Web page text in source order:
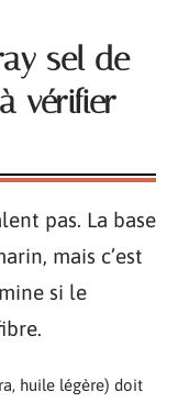
sel de
vérifier
pas. La base
mais c’est
si le
huile légère) doit